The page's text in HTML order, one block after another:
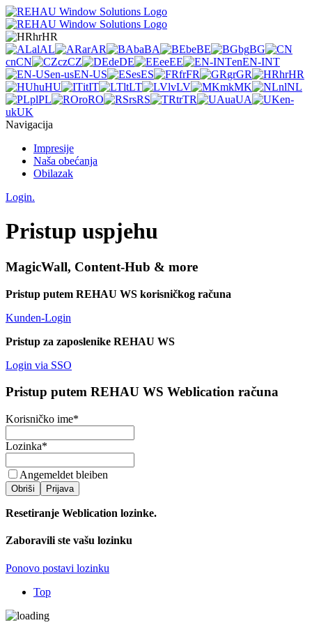
hrHR
alAL arAR baBA beBE bgBG
cnCN czCZ deDE eeEE enEN-INT
en-usEN-US esES frFR grGR hrHR
huHU itIT ltLT lvLV mkMK nlNL
plPL roRO rsRS trTR uaUA
en-
ukUK
Navigacija
Impresije
Naša obećanja
Obilazak
Login.
Pristup uspjehu
MagicWall, Content-Hub & more
Pristup putem REHAU WS korisničkog računa
Kunden-Login
Pristup za zaposlenike REHAU WS
Login via SSO
Pristup putem REHAU WS Weblication računa
Korisničko ime*
Lozinka*
Angemeldet bleiben
Obriši Prijava
Resetiranje Weblication lozinke.
Zaboravili ste vašu lozinku
Ponovo postavi lozinku
Top